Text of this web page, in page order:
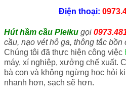
Điện thoại:
Hút hầm cầu Pleiku gọi
cầu, nạo vét hô ga, thông tắc
Chúng tôi đã thực hiện công việc
máy, xí nghiệp, xưởng chế xuất.
bà con và không ngừng học hỏi
nhanh hơn, sạch sẽ hơn.